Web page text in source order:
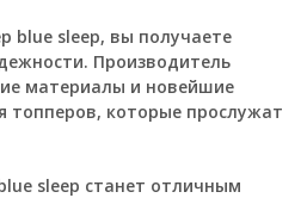
blue sleep, вы получаете
Производитель
материалы и новейшие
топперов, которые прослужат
sleep станет отличным